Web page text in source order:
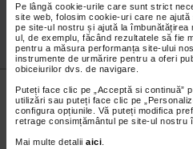
Pe lângă cookie-urile care sunt strict
site web, folosim cookie-uri care ne
pe site-ul nostru și ajută la
ul, de exemplu, făcând rezultatele să fie
pentru a măsura performanța site-ului
instrumente de urmărire pentru a oferi
obiceiurilor dvs. de navigare.
Puteți face clic pe „Acceptă si continuă”
utilizări sau puteți face clic pe
configura opțiunile. Vă puteți modifica
retrage consimțământul pe site-ul nostru
Mai multe detalii aici
Nu lăsa niciunpreț
Abonează-tela